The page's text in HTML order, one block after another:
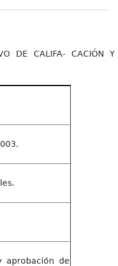
DE CALIFA- CACIÓN Y
aprobación de